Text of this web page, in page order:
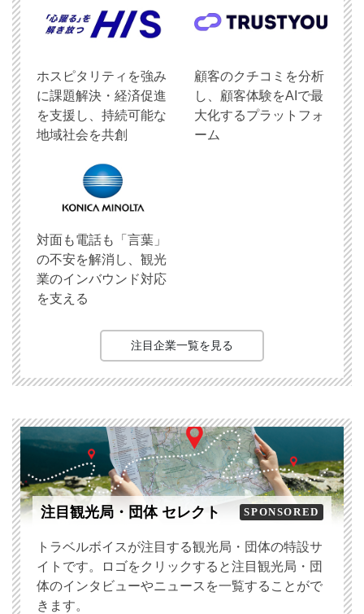
ホスピタリティを強み
に課題解決・経済促進
を支援し、持続可能な
地域社会を共創
顧客のクチコミを分析
し、顧客体験をAIで最
大化するプラットフォ
ーム
対面も電話も「言葉」
の不安を解消し、観光
業のインバウンド対応
を支える
注目企業一覧を見る
注目観光局・団体 セレクト SPONSORED
トラベルボイスが注目する観光局・団体の特設サ
イトです。ロゴをクリックすると注目観光局・団
体のインタビューやニュースを一覧することがで
きます。